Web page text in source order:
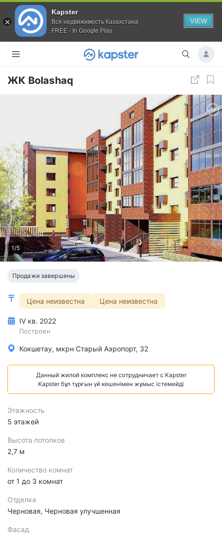
Kapster
Вся недвижимость Казахстана
FREE - In Google Play
VIEW
ЖК Bolashaq
1/5
Продажи завершены
Цена неизвестна Цена неизвестна
IV кв. 2022
Построен
Кокшетау, мкрн Старый Аэропорт, 32
Данный жилой комплекс не сотрудничает с Kapster
Kapster бұл тұрғын үй кешенімен жұмыс істемейді
Этажность
5 этажей
Высота потолков
2,7 м
Количество комнат
от 1 до 3 комнат
Отделка
Черновая, Черновая улучшенная
Фасад